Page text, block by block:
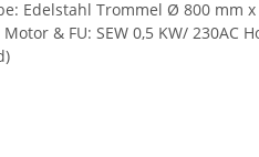
Edelstahl Trommel Ø 800
& FU: SEW 0,5 KW/